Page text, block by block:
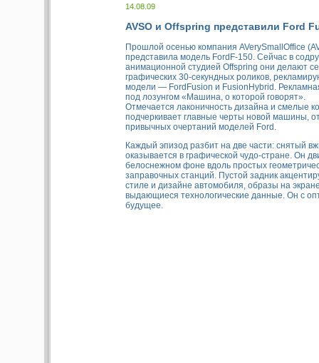
14.08.09
AVSO и Offspring представили Ford
Прошлой осенью компания AVerySmallOffice
представила модель FordF-150. Сейчас в
анимационной студией Offspring они делают
графических 30-секундных роликов,
модели — FordFusion и FusionHybrid.
под лозунгом «Машина, о которой говорят».
Отмечается лаконичность дизайна и смелые
подчеркивает главные черты новой машины,
привычных очертаний моделей Ford.
Каждый эпизод разбит на две части: снятый
оказывается в графической чудо-стране. Он
белоснежном фоне вдоль простых
заправочных станций. Пустой задник
стиле и дизайне автомобиля, образы на
выдающиеся технологические данные. Он с
будущее.